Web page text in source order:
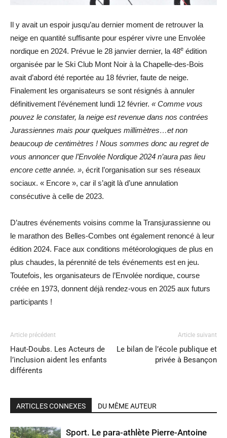
Il y avait un espoir jusqu’au dernier moment de retrouver la
neige en quantité suffisante pour espérer vivre une Envolée
nordique en 2024. Prévue le 28 janvier dernier, la 48e édition
organisée par le Ski Club Mont Noir à la Chapelle-des-Bois
avait d’abord été reportée au 18 février, faute de neige.
Finalement les organisateurs se sont résignés à annuler
définitivement l’événement lundi 12 février. « Comme vous
pouvez le constater, la neige est revenue dans nos contrées
Jurassiennes mais pour quelques millimètres…et non
beaucoup de centimètres ! Nous sommes donc au regret de
vous annoncer que l’Envolée Nordique 2024 n’aura pas lieu
encore cette année. », écrit l’organisation sur ses réseaux
sociaux. « Encore », car il s’agit là d’une annulation
consécutive à celle de 2023.
D’autres événements voisins comme la Transjurassienne ou
le marathon des Belles-Combes ont également renoncé à leur
édition 2024. Face aux conditions météorologiques de plus en
plus chaudes, la pérennité de tels événements est en jeu.
Toutefois, les organisateurs de l’Envolée nordique, course
créée en 1973, donnent déjà rendez-vous en 2025 aux futurs
participants !
Article précédent
Haut-Doubs. Les Acteurs de
l’inclusion aident les enfants
différents
Article suivant
Le bilan de l’école publique et
privée à Besançon
ARTICLES CONNEXES DU MÊME AUTEUR
Sport. Le para-athlète Pierre-Antoine